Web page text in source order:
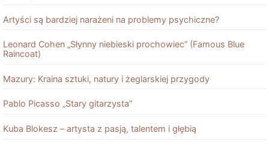
Artyści są bardziej narażeni na problemy psychiczne?
Leonard Cohen „Słynny niebieski prochowiec” (Famous Blue
Raincoat)
Mazury: Kraina sztuki, natury i żeglarskiej przygody
Pablo Picasso „Stary gitarzysta”
Kuba Blokesz – artysta z pasją, talentem i głębią